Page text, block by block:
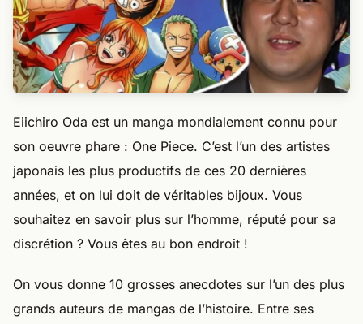
Eiichiro Oda est un manga mondialement connu pour
son oeuvre phare : One Piece. C’est l’un des artistes
japonais les plus productifs de ces 20 dernières
années, et on lui doit de véritables bijoux. Vous
souhaitez en savoir plus sur l’homme, réputé pour sa
discrétion ? Vous êtes au bon endroit !
On vous donne 10 grosses anecdotes sur l’un des plus
grands auteurs de mangas de l’histoire. Entre ses